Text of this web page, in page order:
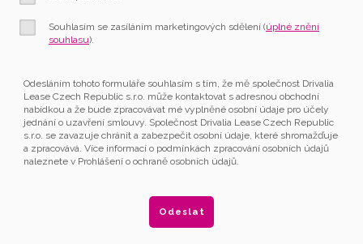
Souhlasím se zasíláním marketingových sdělení (úplné znění
souhlasu).
Odesláním tohoto formuláře souhlasím s tím, že mě společnost Drivalia
Lease Czech Republic s.r.o. může kontaktovat s adresnou obchodní
nabídkou a že bude zpracovávat mé vyplněné osobní údaje pro účely
jednání o uzavření smlouvy. Společnost Drivalia Lease Czech Republic
s.r.o. se zavazuje chránit a zabezpečit osobní údaje, které shromažďuje
a zpracovává. Více informací o podmínkách zpracování osobních údajů
naleznete v Prohlášení o ochraně osobních údajů.